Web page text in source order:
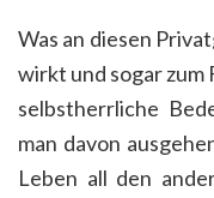
Was an diesen
wirkt und sogar zum
selbstherrliche
man davon
Leben all den